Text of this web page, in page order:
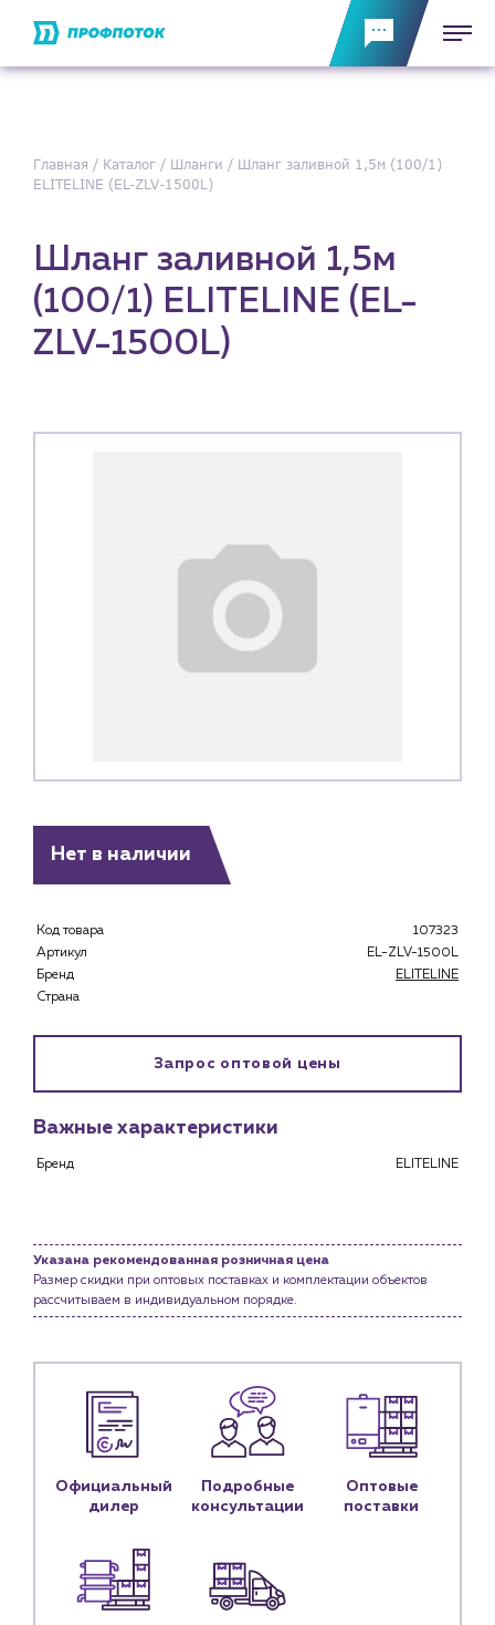
Каталог
Монтажным бригадам
Предприятиям и юр.лицам
История компании
Доставка
Портфолио
Личный кабинет
Контактные данные
Наши партнёры
Чат-бот
Главная Каталог Шланги
Шланг заливной 1,5м (100/1)
ELITELINE (EL-ZLV-1500L)
Шланг заливной 1,5м
(100/1) ELITELINE (EL-
ZLV-1500L)
Нет в наличии
Код товара
107323
Артикул
EL-ZLV-1500L
Бренд
ELITELINE
Страна
Запрос оптовой цены
Важные характеристики
Бренд ELITELINE
Указана рекомендованная розничная цена
Размер скидки при оптовых поставках и комплектации объектов
рассчитываем в индивидуальном порядке.
Официальный
дилер
Подробные
консультации
Оптовые
поставки